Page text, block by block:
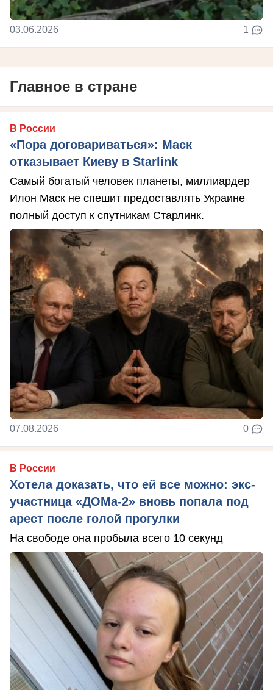
03.06.2026 1
Главное в стране
В России
«Пора договариваться»: Маск
отказывает Киеву в Starlink
Самый богатый человек планеты, миллиардер
Илон Маск не спешит предоставлять Украине
полный доступ к спутникам Старлинк.
07.08.2026 0
В России
Хотела доказать, что ей все можно: экс-
участница «ДОМа-2» вновь попала под
арест после голой прогулки
На свободе она пробыла всего 10 секунд